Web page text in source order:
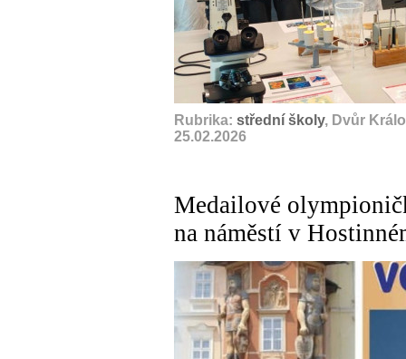
Rubrika: střední školy, Dvůr
25.02.2026
Medailové
na náměstí v